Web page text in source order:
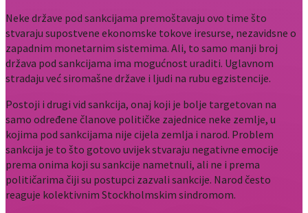
Neke države pod sankcijama premoštavaju ovo time što
stvaraju supostvene ekonomske tokove iresurse, nezavidsne o
zapadnim monetarnim sistemima. Ali, to samo manji broj
država pod sankcijama ima mogućnost uraditi. Uglavnom
stradaju već siromašne države i ljudi na rubu egzistencije.
Postoji i drugi vid sankcija, onaj koji je bolje targetovan na
samo određene članove političke zajednice neke zemlje, u
kojima pod sankcijama nije cijela zemlja i narod. Problem
sankcija je to što gotovo uvijek stvaraju negativne emocije
prema onima koji su sankcije nametnuli, ali ne i prema
političarima čiji su postupci zazvali sankcije. Narod često
reaguje kolektivnim Stockholmskim sindromom.